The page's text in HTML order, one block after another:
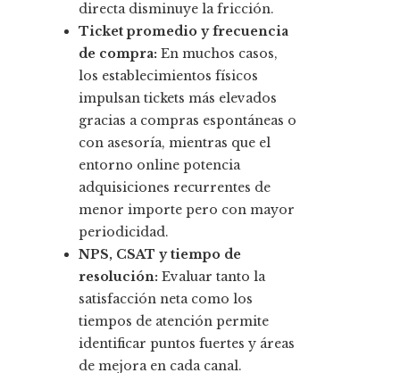
directa disminuye la fricción.
Ticket promedio y frecuencia
de compra: En muchos casos,
los establecimientos físicos
impulsan tickets más elevados
gracias a compras espontáneas o
con asesoría, mientras que el
entorno online potencia
adquisiciones recurrentes de
menor importe pero con mayor
periodicidad.
NPS, CSAT y tiempo de
resolución: Evaluar tanto la
satisfacción neta como los
tiempos de atención permite
identificar puntos fuertes y áreas
de mejora en cada canal.